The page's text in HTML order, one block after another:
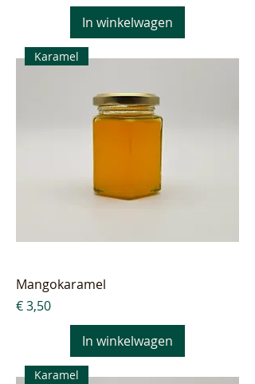
In winkelwagen
Karamel
Mangokaramel
Prijs
€ 3,50
In winkelwagen
Karamel